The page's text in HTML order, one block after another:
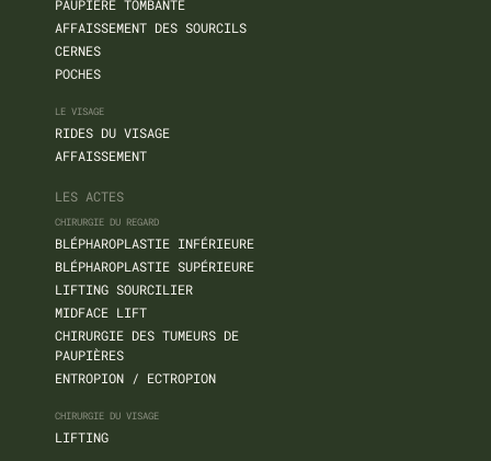
PAUPIÈRE TOMBANTE
AFFAISSEMENT DES SOURCILS
CERNES
POCHES
LE VISAGE
RIDES DU VISAGE
AFFAISSEMENT
LES ACTES
CHIRURGIE DU REGARD
BLÉPHAROPLASTIE INFÉRIEURE
BLÉPHAROPLASTIE SUPÉRIEURE
LIFTING SOURCILIER
MIDFACE LIFT
CHIRURGIE DES TUMEURS DE
PAUPIÈRES
ENTROPION / ECTROPION
CHIRURGIE DU VISAGE
LIFTING